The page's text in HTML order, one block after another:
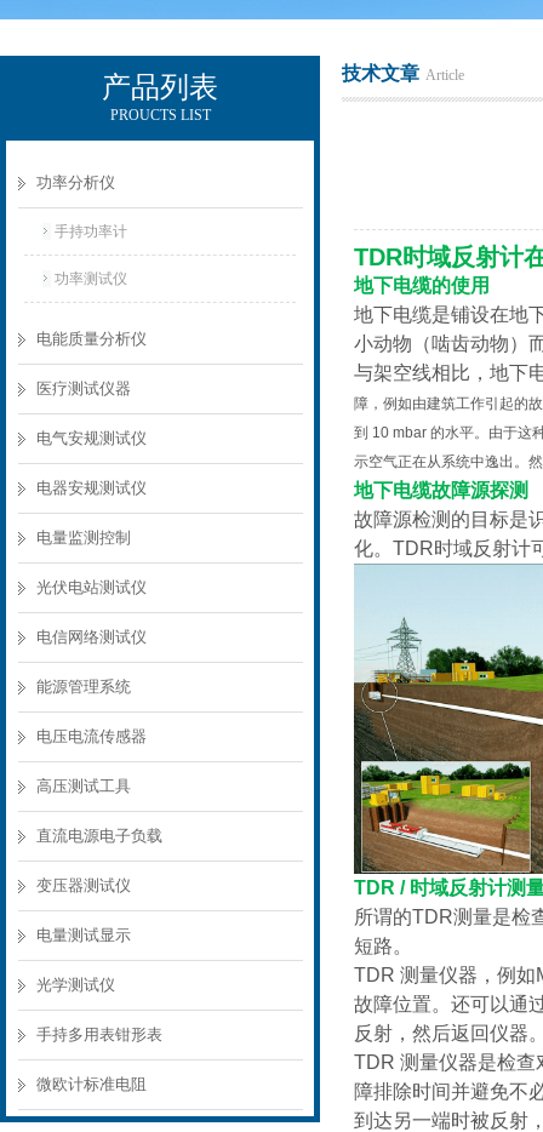
产品列表
PROUCTS LIST
功率分析仪
手持功率计
功率测试仪
电能质量分析仪
医疗测试仪器
电气安规测试仪
电器安规测试仪
电量监测控制
光伏电站测试仪
电信网络测试仪
能源管理系统
电压电流传感器
高压测试工具
直流电源电子负载
变压器测试仪
电量测试显示
光学测试仪
手持多用表钳形表
微欧计标准电阻
技术文章 Article
TDR时域反射计
地下电缆的使用
地下电缆是铺设在地
小动物（啮齿动物）
与架空线相比，地下
障，例如由建筑工作引起的
到 10 mbar 的水平。由于这
示空气正在从系统中逸出。
地下电缆故障源探测
故障源检测的目标是
化。TDR时域反射计
TDR / 时域反射计测
所谓的TDR测量是检
短路。
TDR 测量仪器，例
故障位置。还可以通
反射，然后返回仪器
TDR 测量仪器是检查
障排除时间并避免不
到达另一端时被反射